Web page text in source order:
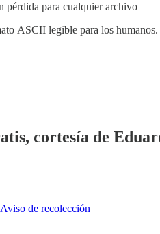
pérdida para cualquier archivo
ASCII legible para los humanos.
cortesía de
Aviso de recolección